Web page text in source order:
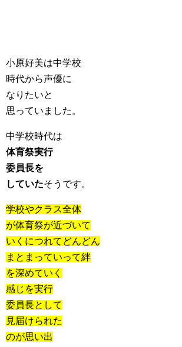
小原好美は中学校
時代から声優に
なりたいと
思っていました。
中学校時代は
体育祭実行
委員長を
していたそうです。
学校やクラス全体
が体育祭が近づいて
いくにつれてどんどん
まとまっていって絆
を深めていく
感じを実行
委員長として
見届けられた
のが思い出